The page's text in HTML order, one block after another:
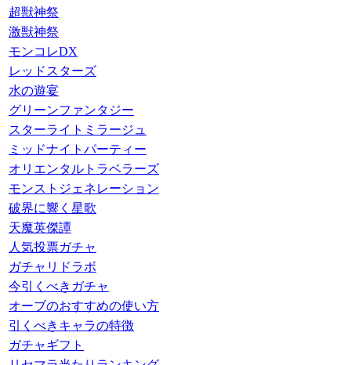
超獣神祭
激獣神祭
モンコレDX
レッドスターズ
水の遊宴
グリーンファンタジー
スターライトミラージュ
ミッドナイトパーティー
オリエンタルトラベラーズ
モンストジェネレーション
破界に響く星歌
天魔英傑譚
人気投票ガチャ
ガチャリドラボ
今引くべきガチャ
オーブのおすすめの使い方
引くべきキャラの特徴
ガチャギフト